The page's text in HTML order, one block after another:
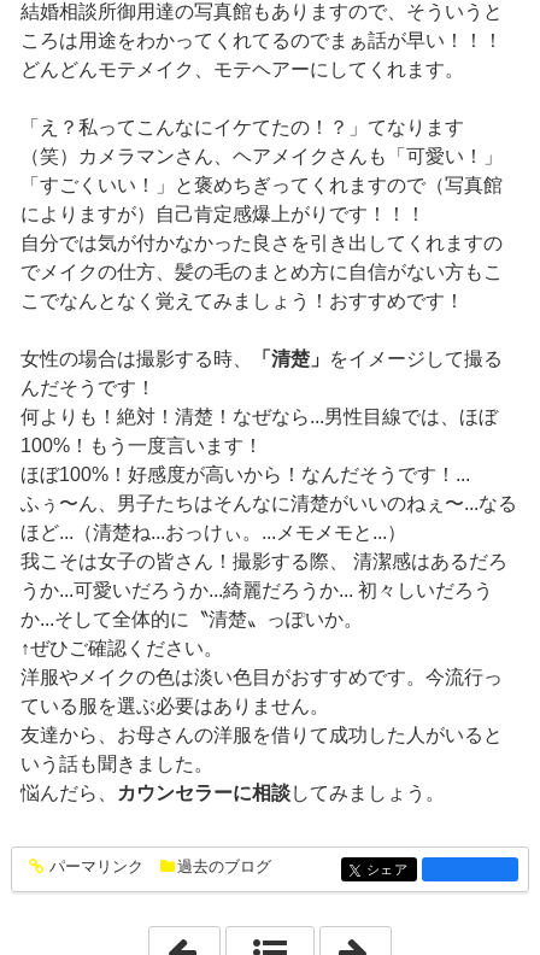
結婚相談所御用達の写真館もありますので、そういうと
ころは用途をわかってくれてるのでまぁ話が早い！！！
どんどんモテメイク、モテヘアーにしてくれます。
「え？私ってこんなにイケてたの！？」てなります
（笑）カメラマンさん、ヘアメイクさんも「可愛い！」
「すごくいい！」と褒めちぎってくれますので（写真館
によりますが）自己肯定感爆上がりです！！！
自分では気が付かなかった良さを引き出してくれますの
でメイクの仕方、髪の毛のまとめ方に自信がない方もこ
こでなんとなく覚えてみましょう！おすすめです！
女性の場合は撮影する時、 「清楚」
をイメージして撮る
んだそうです！
何よりも！絶対！清楚！なぜなら...男性目線では、ほぼ
100%！もう一度言います！
ほぼ100%！好感度が高いから！なんだそうです！...
ふぅ〜ん、男子たちはそんなに清楚がいいのねぇ〜...なる
ほど...（清楚ね...おっけぃ。...メモメモと...）
我こそは女子の皆さん！撮影する際、 清潔感はあるだろ
うか...可愛いだろうか...綺麗だろうか... 初々しいだろう
か...そして全体的に〝清楚〟っぽいか。
↑ぜひご確認ください。
洋服やメイクの色は淡い色目がおすすめです。今流行っ
ている服を選ぶ必要はありません。
友達から、お母さんの洋服を借りて成功した人がいると
いう話も聞きました。
悩んだら、
カウンセラーに相談してみましょう。
entry1383
パーマリンク 過去のブログ entry1383
シェア
「2022年10月31日」